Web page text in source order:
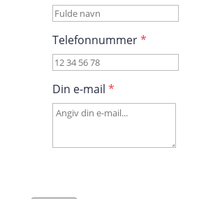
Telefonnummer*
Din e-mail *